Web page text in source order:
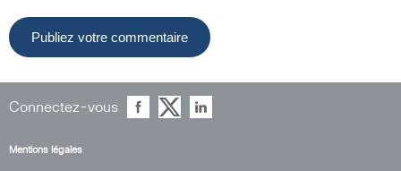
Connectez-vous
Mentions légales